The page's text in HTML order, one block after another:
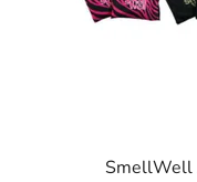
SmellWell